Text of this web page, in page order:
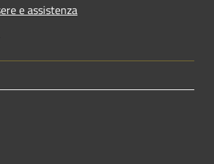
e assistenza